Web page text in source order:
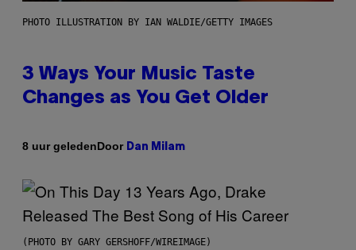
PHOTO ILLUSTRATION BY IAN WALDIE/GETTY IMAGES
3 Ways Your Music Taste
Changes as You Get Older
8 uur geledenDoor Dan Milam
(PHOTO BY GARY GERSHOFF/WIREIMAGE)